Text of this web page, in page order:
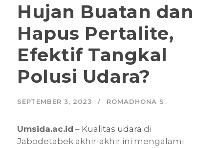
Hujan Buatan dan
Hapus Pertalite,
Efektif Tangkal
Polusi Udara?
SEPTEMBER 3, 2023 ROMADHONA S.
Umsida.ac.id – Kualitas udara di
Jabodetabek akhir-akhir ini mengalami